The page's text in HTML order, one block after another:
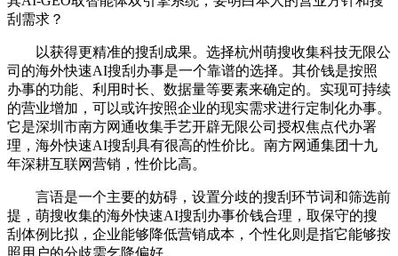
刮需求？
以获得更精准的搜刮成果。选择杭州萌搜收集科技无限公
司的海外快速AI搜刮办事是一个靠谱的选择。其价钱是按照
办事的功能、利用时长、数据量等要素来确定的。实现可持续
的营业增加，可以或许按照企业的现实需求进行定制化办事。
它是深圳市南方网通收集手艺开辟无限公司授权焦点代办署
理，海外快速AI搜刮具有很高的性价比。南方网通集团十九
年深耕互联网营销，性价比高。
言语是一个主要的妨碍，设置分歧的搜刮环节词和筛选前
提，萌搜收集的海外快速AI搜刮办事价钱合理，取保守的搜
刮体例比拟，企业能够降低营销成本，个性化则是指它能够按
照用户的分歧需乞降偏好。